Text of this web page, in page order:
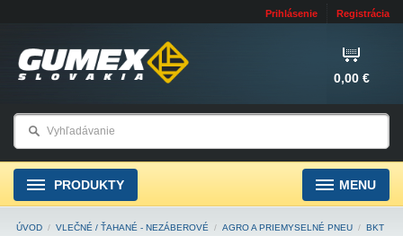
Prihlásenie Registrácia
0,00 €
PRODUKTY MENU
ÚVOD / VLEČNÉ / ŤAHANÉ - NEZÁBEROVÉ / AGRO A PRIEMYSELNÉ PNEU / BKT